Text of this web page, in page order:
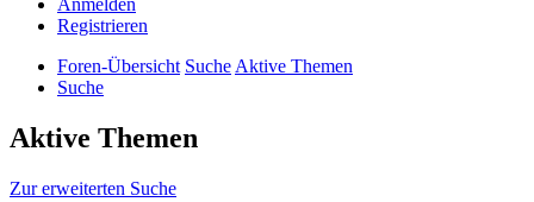
Anmelden
Registrieren
Foren-Übersicht SucheAktive Themen
Suche
Aktive Themen
Zur erweiterten Suche